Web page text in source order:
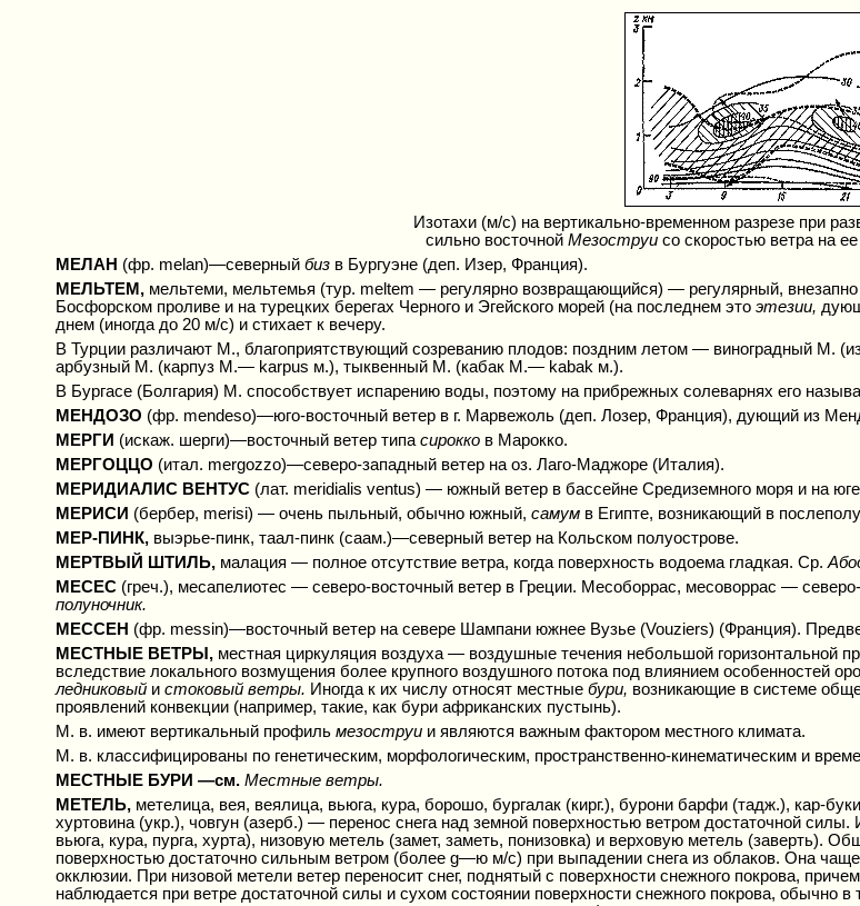
Изотахи (м/с) на вертикально-временном разрезе при
сильно восточной Мезоструи со скоростью ветра на
МЕЛАН (фр. melan)—северный биз в Бургуэне (деп. Изер, Франция).
МЕЛЬТЕМ, мельтеми, мельтемья (тур. meltem — регулярно возвращающийся) — регулярный,
Босфорском проливе и на турецких берегах Черного и Эгейского морей (на последнем это этезии,
днем (иногда до 20 м/с) и стихает к вечеру.
В Турции различают М., благоприятствующий созреванию плодов: поздним летом — виноградный
арбузный М. (карпуз М.— karpus м.), тыквенный М. (кабак М.— kabak м.).
В Бургасе (Болгария) М. способствует испарению воды, поэтому на прибрежных солеварнях его
МЕНДОЗО (фр. mendeso)—юго-восточный ветер в г. Марвежоль (деп. Лозер, Франция), дующий из
МЕРГИ (искаж. шерги)—восточный ветер типа сирокко в Марокко.
МЕРГОЦЦО (итал. mergozzo)—северо-западный ветер на оз. Лаго-Маджоре (Италия).
МЕРИДИАЛИС ВЕНТУС (лат. meridialis ventus) — южный ветер в бассейне Средиземного моря и на
МЕРИСИ (бербер, merisi) — очень пыльный, обычно южный, самум в Египте, возникающий в
МЕР-ПИНК, выэрье-пинк, таал-пинк (саам.)—северный ветер на Кольском полуострове.
МЕРТВЫЙ ШТИЛЬ, малация — полное отсутствие ветра, когда поверхность водоема гладкая. Ср.
МЕСЕС (греч.), месапелиотес — северо-восточный ветер в Греции. Месоборрас, месоворрас —
полуночник.
МЕССЕН (фр. messin)—восточный ветер на севере Шампани южнее Вузье (Vouziers) (Франция).
МЕСТНЫЕ ВЕТРЫ, местная циркуляция воздуха — воздушные течения небольшой горизонтальной
вследствие локального возмущения более крупного воздушного потока под влиянием особенностей
ледниковый и стоковый ветры. Иногда к их числу относят местные бури, возникающие в системе
проявлений конвекции (например, такие, как бури африканских пустынь).
М. в. имеют вертикальный профиль мезоструи и являются важным фактором местного климата.
М. в. классифицированы по генетическим, морфологическим, пространственно-кинематическим и
МЕСТНЫЕ БУРИ —см. Местные ветры.
МЕТЕЛЬ, метелица, вея, веялица, вьюга, кура, борошо, бургалак (кирг.), бурони барфи (тадж.), кар-
хуртовина (укр.), човгун (азерб.) — перенос снега над земной поверхностью ветром достаточной
вьюга, кура, пурга, хурта), низовую метель (замет, заметь, понизовка) и верховую метель (заверть).
поверхностью достаточно сильным ветром (более g—ю м/с) при выпадении снега из облаков. Она
окклюзии. При низовой метели ветер переносит снег, поднятый с поверхности снежного покрова,
наблюдается при ветре достаточной силы и сухом состоянии поверхности снежного покрова,